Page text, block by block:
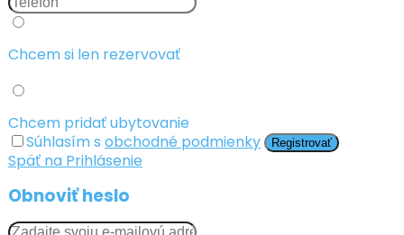
Chcem si len rezervovať
Chcem pridať ubytovanie
Súhlasím s obchodné podmienky Registrovať
Späť na Prihlásenie
Obnoviť heslo